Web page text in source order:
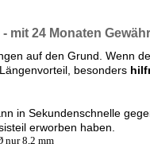
mit 24 Monaten
auf den Grund. Wenn
besonders
in Sekundenschnelle
erworben haben.
nur 8,2 mm